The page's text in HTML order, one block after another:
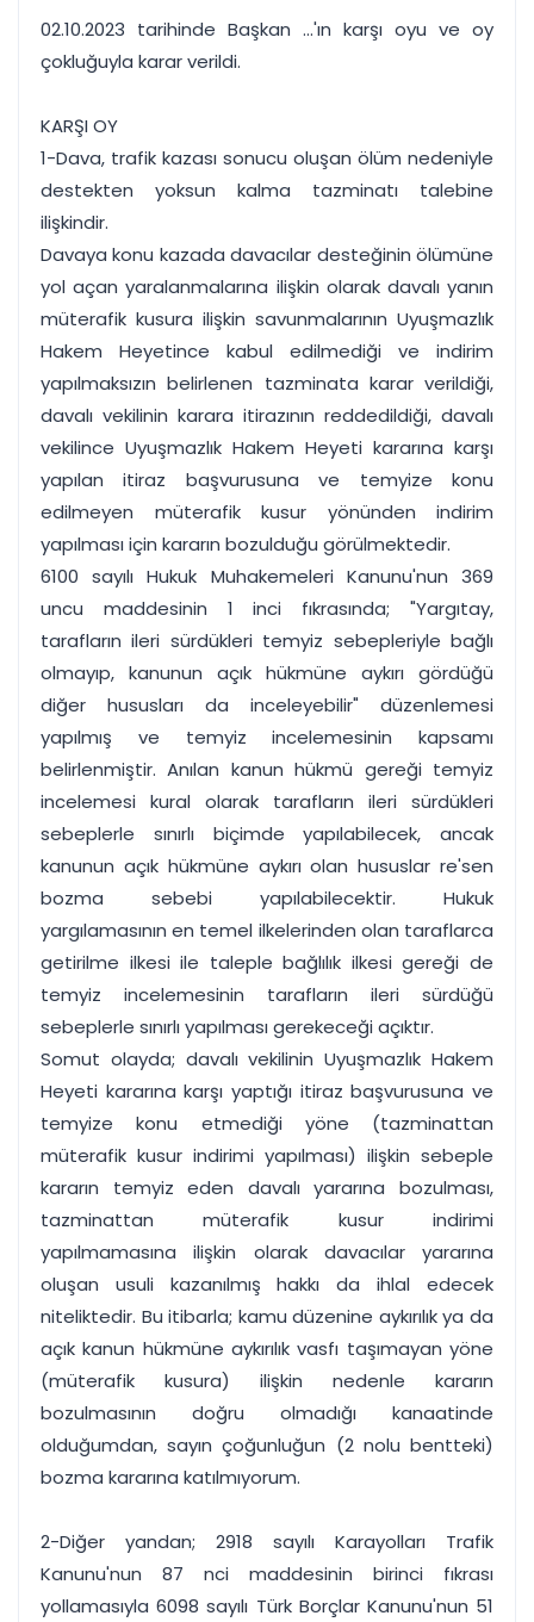
02.10.2023 tarihinde Başkan ...'ın karşı oyu ve oy
çokluğuyla karar verildi.
KARŞI OY
1-Dava, trafik kazası sonucu oluşan ölüm nedeniyle
destekten yoksun kalma tazminatı talebine
ilişkindir.
Davaya konu kazada davacılar desteğinin ölümüne
yol açan yaralanmalarına ilişkin olarak davalı yanın
müterafik kusura ilişkin savunmalarının Uyuşmazlık
Hakem Heyetince kabul edilmediği ve indirim
yapılmaksızın belirlenen tazminata karar verildiği,
davalı vekilinin karara itirazının reddedildiği, davalı
vekilince Uyuşmazlık Hakem Heyeti kararına karşı
yapılan itiraz başvurusuna ve temyize konu
edilmeyen müterafik kusur yönünden indirim
yapılması için kararın bozulduğu görülmektedir.
6100 sayılı Hukuk Muhakemeleri Kanunu'nun 369
uncu maddesinin 1 inci fıkrasında; "Yargıtay,
tarafların ileri sürdükleri temyiz sebepleriyle bağlı
olmayıp, kanunun açık hükmüne aykırı gördüğü
diğer hususları da inceleyebilir" düzenlemesi
yapılmış ve temyiz incelemesinin kapsamı
belirlenmiştir. Anılan kanun hükmü gereği temyiz
incelemesi kural olarak tarafların ileri sürdükleri
sebeplerle sınırlı biçimde yapılabilecek, ancak
kanunun açık hükmüne aykırı olan hususlar re'sen
bozma sebebi yapılabilecektir. Hukuk
yargılamasının en temel ilkelerinden olan taraflarca
getirilme ilkesi ile taleple bağlılık ilkesi gereği de
temyiz incelemesinin tarafların ileri sürdüğü
sebeplerle sınırlı yapılması gerekeceği açıktır.
Somut olayda; davalı vekilinin Uyuşmazlık Hakem
Heyeti kararına karşı yaptığı itiraz başvurusuna ve
temyize konu etmediği yöne (tazminattan
müterafik kusur indirimi yapılması) ilişkin sebeple
kararın temyiz eden davalı yararına bozulması,
tazminattan müterafik kusur indirimi
yapılmamasına ilişkin olarak davacılar yararına
oluşan usuli kazanılmış hakkı da ihlal edecek
niteliktedir. Bu itibarla; kamu düzenine aykırılık ya da
açık kanun hükmüne aykırılık vasfı taşımayan yöne
(müterafik kusura) ilişkin nedenle kararın
bozulmasının doğru olmadığı kanaatinde
olduğumdan, sayın çoğunluğun (2 nolu bentteki)
bozma kararına katılmıyorum.
2-Diğer yandan; 2918 sayılı Karayolları Trafik
Kanunu'nun 87 nci maddesinin birinci fıkrası
yollamasıyla 6098 sayılı Türk Borçlar Kanunu'nun 51